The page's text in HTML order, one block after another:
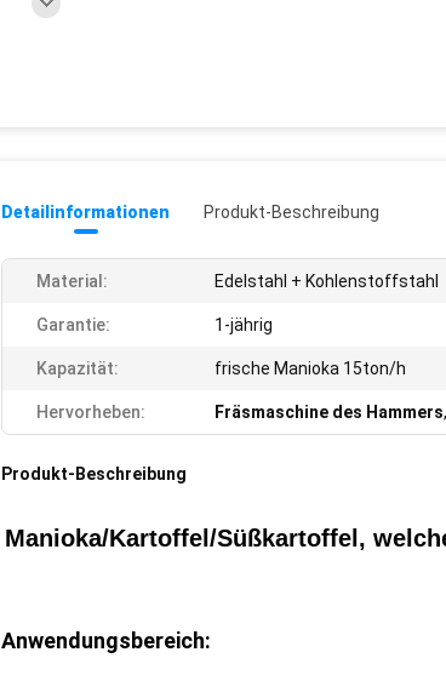
Detailinformationen Produkt-Beschreibung
Material: Edelstahl + Kohlenstoffstahl
Garantie: 1-jährig
Kapazität: frische Manioka 15ton/h
Hervorheben: Fräsmaschine des Hammers,
Produkt-Beschreibung
Manioka/Kartoffel/Süßkartoffel,
Anwendungsbereich: